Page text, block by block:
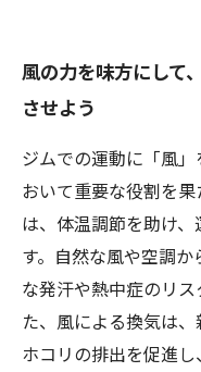
風の力を味方にして
させよう
ジムでの運動に「風
おいて重要な役割を
は、体温調節を助け
す。自然な風や空調
な発汗や熱中症のリ
た、風による換気は
ホコリの排出を促進